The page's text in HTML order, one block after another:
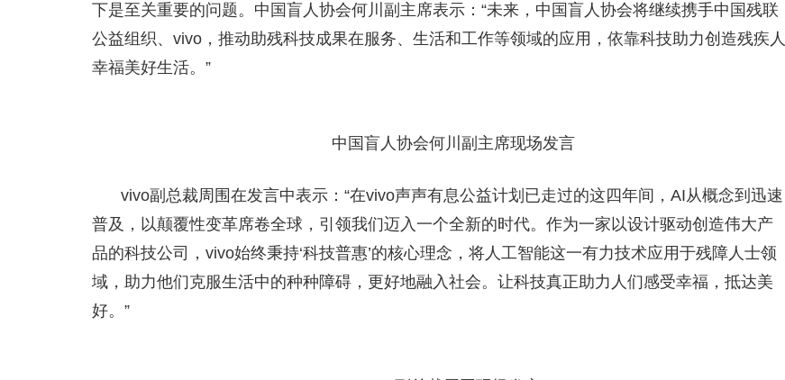
下是至关重要的问题。中国盲人协会何川副主席表示：“未来，中国盲人协会将继续携手中国残联
公益组织、vivo，推动助残科技成果在服务、生活和工作等领域的应用，依靠科技助力创造残疾人
幸福美好生活。”
中国盲人协会何川副主席现场发言
vivo副总裁周围在发言中表示：“在vivo声声有息公益计划已走过的这四年间，AI从概念到迅速
普及，以颠覆性变革席卷全球，引领我们迈入一个全新的时代。作为一家以设计驱动创造伟大产
品的科技公司，vivo始终秉持‘科技普惠’的核心理念，将人工智能这一有力技术应用于残障人士领
域，助力他们克服生活中的种种障碍，更好地融入社会。让科技真正助力人们感受幸福，抵达美
好。”